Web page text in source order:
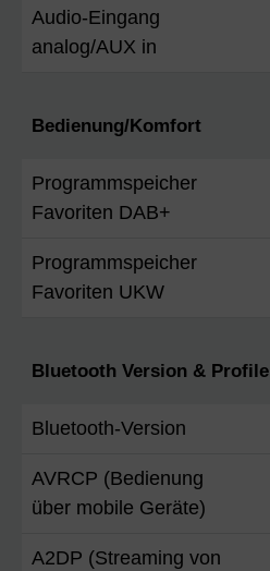
Audio-Eingang
analog/AUX in
Bedienung/Komfort
Programmspeicher
Favoriten DAB+
Programmspeicher
Favoriten UKW
Bluetooth Version & Profile
Bluetooth-Version
AVRCP (Bedienung
über mobile Geräte)
A2DP (Streaming von